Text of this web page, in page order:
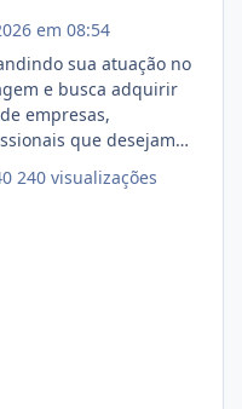
em 08:54
sua atuação no
e busca adquirir
empresas,
que desejam
ou reduzir sua
clientes ativos de
240 visualizações